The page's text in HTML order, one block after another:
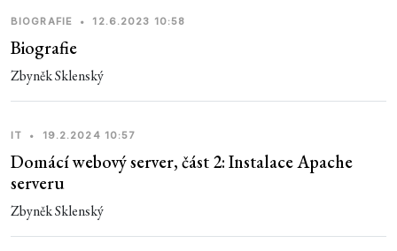
BIOGRAFIE • 12.6.2023 10:58
Biografie
Zbyněk Sklenský
IT • 19.2.2024 10:57
Domácí webový server, část 2: Instalace Apache
serveru
Zbyněk Sklenský